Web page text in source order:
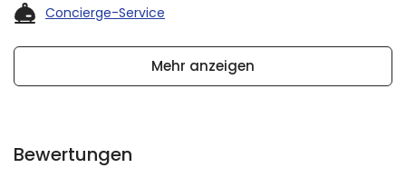
Concierge-Service
Mehr anzeigen
Bewertungen